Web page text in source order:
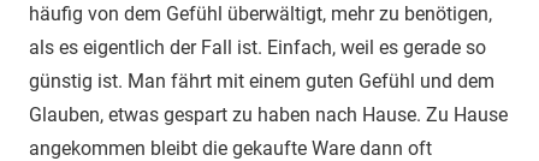
häufig von dem Gefühl überwältigt, mehr zu benötigen,
als es eigentlich der Fall ist. Einfach, weil es gerade so
günstig ist. Man fährt mit einem guten Gefühl und dem
Glauben, etwas gespart zu haben nach Hause. Zu Hause
angekommen bleibt die gekaufte Ware dann oft